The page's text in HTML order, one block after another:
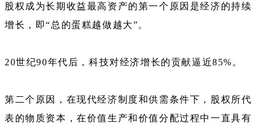
股权成为长期收益最高资产的第一个原因是经济的持续
增长，即“总的蛋糕越做越大”。
20世纪90年代后，科技对经济增长的贡献逼近85%。
第二个原因，在现代经济制度和供需条件下，股权所代
表的物质资本，在价值生产和价值分配过程中一直具有